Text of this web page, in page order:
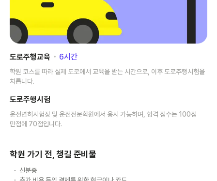
도로주행교육 ･ 6시간
학원 코스를 따라 실제 도로에서 교육을 받는 시간으로, 이후 도로주행시험을
치릅니다.
도로주행시험
운전면허시험장 및 운전전문학원에서 응시 가능하며, 합격 점수는 100점
만점에 70점입니다.
학원 가기 전, 챙길 준비물
신분증